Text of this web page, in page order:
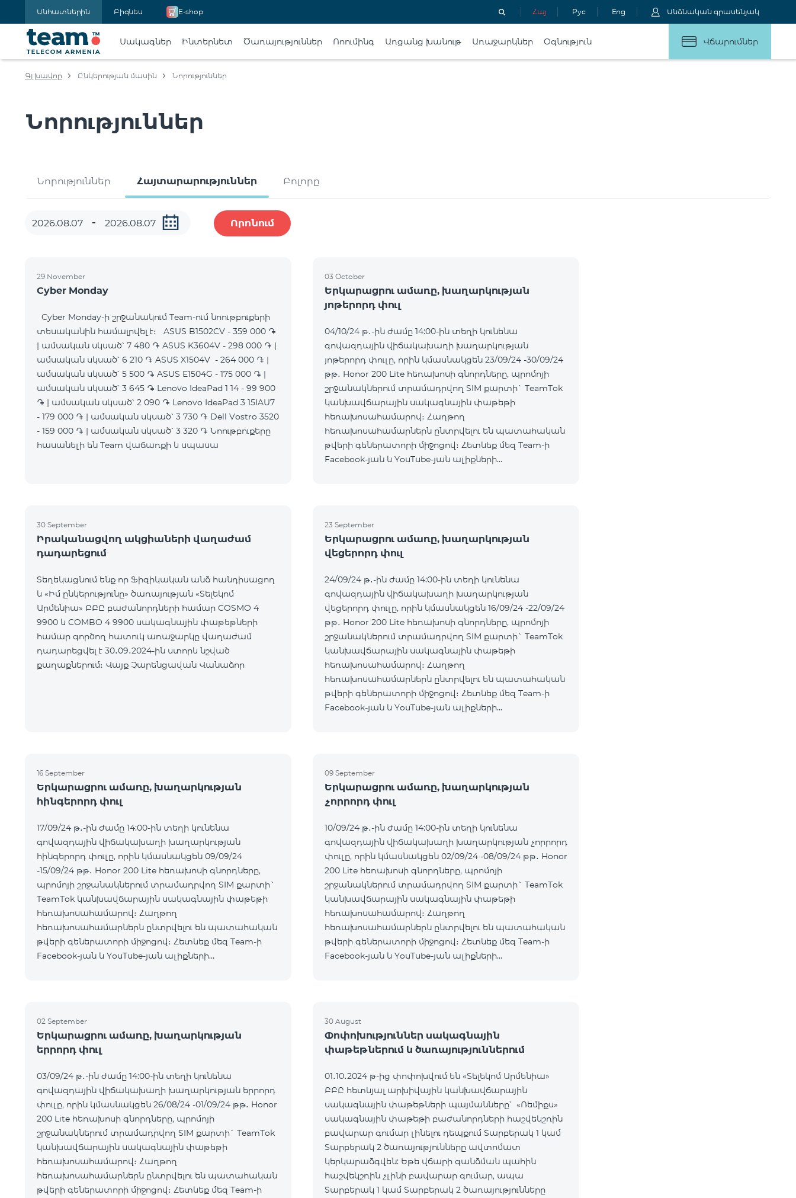
Անհատներին Բիզնես E-shop Հայ Рус Eng Անձնական գրասենյակ
Սակագներ Ինտերնետ Ծառայություններ Ռոումինգ Առցանց խանութ Առաջարկներ Օգնություն Վճարումներ
Գլխավոր Ընկերության մասին Նորություններ
Նորություններ
Նորություններ Հայտարարություններ Բոլորը
Որոնում
29 November
Cyber Monday
Cyber Monday-ի շրջանակում Team-ում նոութբուքերի
տեսականին համալրվել է։ ASUS B1502CV - 359 000 ֏
| ամսական սկսած՝ 7 480 ֏ ASUS K3604V - 298 000 ֏ |
ամսական սկսած՝ 6 210 ֏ ASUS X1504V - 264 000 ֏ |
ամսական սկսած՝ 5 500 ֏ ASUS E1504G - 175 000 ֏ |
ամսական սկսած՝ 3 645 ֏ Lenovo IdeaPad 1 14 - 99 900
֏ | ամսական սկսած՝ 2 090 ֏ Lenovo IdeaPad 3 15IAU7
- 179 000 ֏ | ամսական սկսած՝ 3 730 ֏ Dell Vostro 3520
- 159 000 ֏ | ամսական սկսած՝ 3 320 ֏ Նոութբուքերը
հասանելի են Team վաճառքի և սպասա
03 October
Երկարացրու ամառը, խաղարկության
յոթերորդ փուլ
04/10/24 թ․-ին ժամը 14:00-ին տեղի կունենա
գովազդային վիճակախաղի խաղարկության
յոթերորդ փուլը, որին կմասնակցեն 23/09/24 -30/09/24
թթ․ Honor 200 Lite հեռախոսի գնորդները, պրոմոյի
շրջանակներում տրամադրվող SIM քարտի` TeamTok
կանխավճարային սակագնային փաթեթի
հեռախոսահամարով։ Հաղթող
հեռախոսահամարներն ընտրվելու են պատահական
թվերի գեներատորի միջոցով։ Հետևեք մեզ Team-ի
Facebook-յան և YouTube-յան ալիքների
30 September
Իրականացվող ակցիաների վաղաժամ
դադարեցում
Տեղեկացնում ենք որ Ֆիզիկական անձ հանդիսացող
և «Իմ ընկերությունը» ծառայության «Տելեկոմ
Արմենիա» ԲԲԸ բաժանորդների համար COSMO 4
9900 և COMBO 4 9900 սակագնային փաթեթների
համար գործող հատուկ առաջարկը վաղաժամ
դադարեցվել է 30․09․2024-ին ստորև նշված
քաղաքներում։ Վայք Չարենցավան Վանաձոր
23 September
Երկարացրու ամառը, խաղարկության
վեցերորդ փուլ
24/09/24 թ․-ին ժամը 14:00-ին տեղի կունենա
գովազդային վիճակախաղի խաղարկության
վեցերորդ փուլը, որին կմասնակցեն 16/09/24 -22/09/24
թթ․ Honor 200 Lite հեռախոսի գնորդները, պրոմոյի
շրջանակներում տրամադրվող SIM քարտի` TeamTok
կանխավճարային սակագնային փաթեթի
հեռախոսահամարով։ Հաղթող
հեռախոսահամարներն ընտրվելու են պատահական
թվերի գեներատորի միջոցով։ Հետևեք մեզ Team-ի
Facebook-յան և YouTube-յան ալիքների
16 September
Երկարացրու ամառը, խաղարկության
հինգերորդ փուլ
17/09/24 թ․-ին ժամը 14:00-ին տեղի կունենա
գովազդային վիճակախաղի խաղարկության
հինգերորդ փուլը, որին կմասնակցեն 09/09/24
-15/09/24 թթ․ Honor 200 Lite հեռախոսի գնորդները,
պրոմոյի շրջանակներում տրամադրվող SIM քարտի`
TeamTok կանխավճարային սակագնային փաթեթի
հեռախոսահամարով։ Հաղթող
հեռախոսահամարներն ընտրվելու են պատահական
թվերի գեներատորի միջոցով։ Հետևեք մեզ Team-ի
Facebook-յան և YouTube-յան ալիքների
09 September
Երկարացրու ամառը, խաղարկության
չորրորդ փուլ
10/09/24 թ․-ին ժամը 14:00-ին տեղի կունենա
գովազդային վիճակախաղի խաղարկության չորրորդ
փուլը, որին կմասնակցեն 02/09/24 -08/09/24 թթ․ Honor
200 Lite հեռախոսի գնորդները, պրոմոյի
շրջանակներում տրամադրվող SIM քարտի` TeamTok
կանխավճարային սակագնային փաթեթի
հեռախոսահամարով։ Հաղթող
հեռախոսահամարներն ընտրվելու են պատահական
թվերի գեներատորի միջոցով։ Հետևեք մեզ Team-ի
Facebook-յան և YouTube-յան ալիքների
02 September
Երկարացրու ամառը, խաղարկության
երրորդ փուլ
03/09/24 թ․-ին ժամը 14:00-ին տեղի կունենա
գովազդային վիճակախաղի խաղարկության երրորդ
փուլը, որին կմասնակցեն 26/08/24 -01/09/24 թթ․ Honor
200 Lite հեռախոսի գնորդները, պրոմոյի
շրջանակներում տրամադրվող SIM քարտի` TeamTok
կանխավճարային սակագնային փաթեթի
հեռախոսահամարով։ Հաղթող
հեռախոսահամարներն ընտրվելու են պատահական
թվերի գեներատորի միջոցով։ Հետևեք մեզ Team-ի
30 August
Փոփոխություններ սակագնային
փաթեթներում և ծառայություններում
01․10․2024 թ-ից փոփոխվում են «Տելեկոմ Արմենիա»
ԲԲԸ հետևյալ արխիվային կանխավճարային
սակագնային փաթեթների պայմանները՝ «Ռեմիքս»
սակագնային փաթեթի բաժանորդների հաշվեկշռին
բավարար գումար լինելու դեպքում Տարբերակ 1 կամ
Տարբերակ 2 ծառայությունները ավտոմատ
կերկարաձգվեն: Եթե վճարի գանձման պահին
հաշվեկշռին չլինի բավարար գումար, ապա
Տարբերակ 1 կամ Տարբերակ 2 ծառայությունները